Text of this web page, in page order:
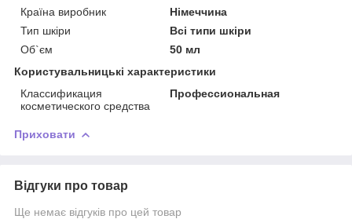
Країна виробник
Німеччина
Тип шкіри
Всі типи шкіри
Об`єм
50 мл
Користувальницькі характеристики
Классификация
косметического средства
Профессиональная
Приховати
Відгуки про товар
Ще немає відгуків про цей товар